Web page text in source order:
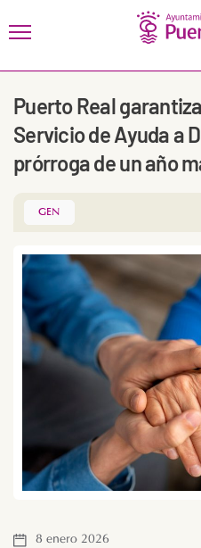
Puerto Real
Servicio de Ayuda a
prórroga de un año
GEN
8 enero 2026